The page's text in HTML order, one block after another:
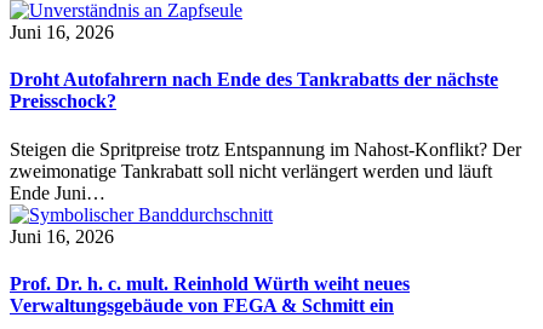
Juni 16, 2026
Droht Autofahrern nach Ende des Tankrabatts der nächste
Preisschock?
Steigen die Spritpreise trotz Entspannung im Nahost-Konflikt? Der
zweimonatige Tankrabatt soll nicht verlängert werden und läuft
Ende Juni…
Juni 16, 2026
Prof. Dr. h. c. mult. Reinhold Würth weiht neues
Verwaltungsgebäude von FEGA & Schmitt ein